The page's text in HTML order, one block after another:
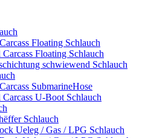
Floating Schlauch
Floating Schlauch
schwiewend Schlauch
SubmarineHose
Carcass U-Boot Schlauch
Schlauch
Ueleg / Gas / LPG Schlauch